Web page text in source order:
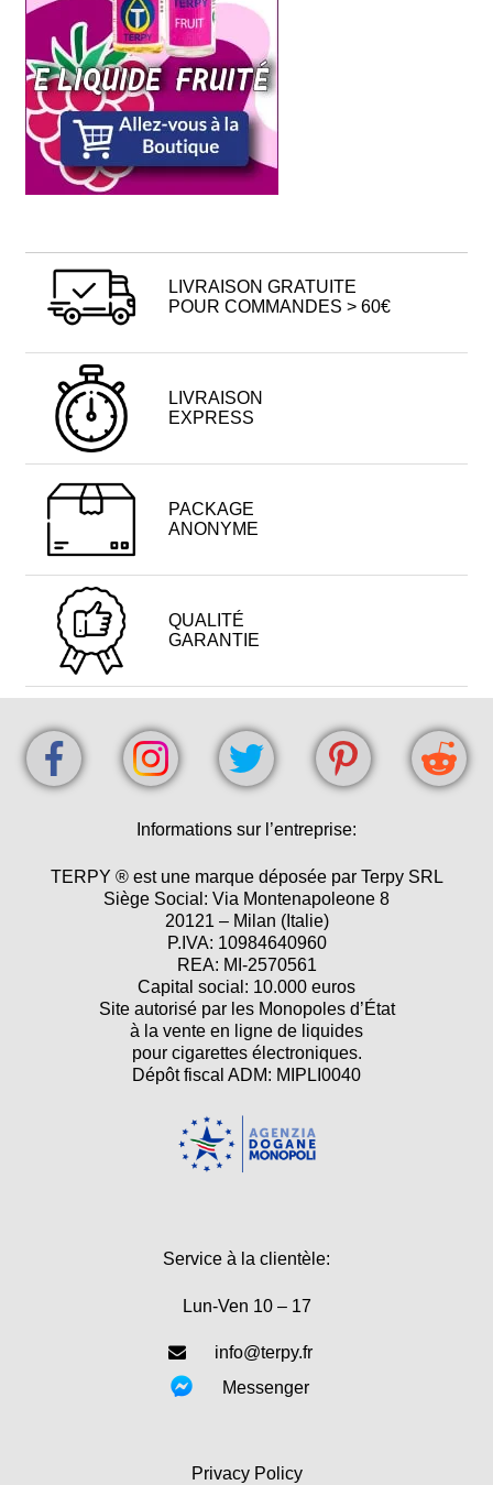
LIVRAISON GRATUITE
POUR COMMANDES > 60€
LIVRAISON
EXPRESS
PACKAGE
ANONYME
QUALITÉ
GARANTIE
Informations sur l’entreprise:
TERPY ® est une marque déposée par Terpy SRL
Siège Social: Via Montenapoleone 8
20121 – Milan (Italie)
P.IVA: 10984640960
REA: MI-2570561
Capital social: 10.000 euros
Site autorisé par les Monopoles d’État
à la vente en ligne de liquides
pour cigarettes électroniques.
Dépôt fiscal ADM: MIPLI0040
Service à la clientèle:
Lun-Ven 10 – 17
info@terpy.fr
Messenger
Privacy Policy